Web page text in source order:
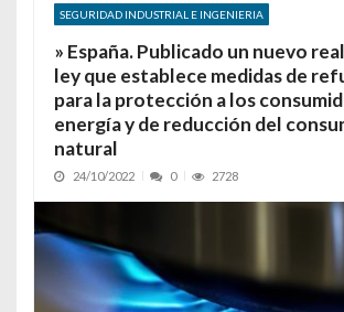
SEGURIDAD INDUSTRIAL E INGENIERIA
» España. Publicado un nuevo
ley que establece medidas de
para la protección a los
energía y de reducción del
natural
24/10/2022 0 2728